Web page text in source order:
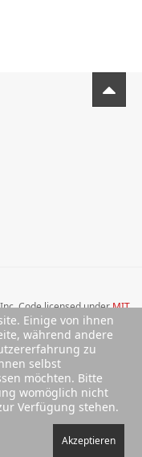
Code licensed underMIT
.
Einige von ihnen
während andere
zu
selbst
möchten. Bitte
womöglich nicht
Verfügung stehen.
Akzeptieren